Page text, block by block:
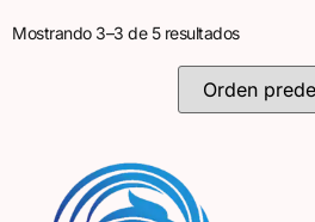
Mostrando 3–3 de 5 resultados